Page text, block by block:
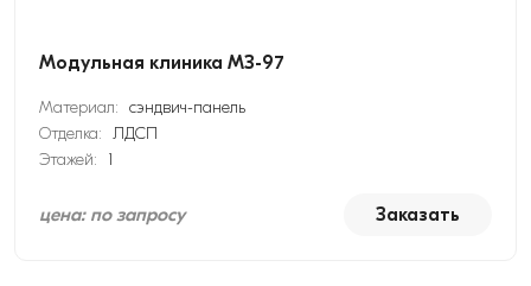
Модульная клиника МЗ-97
Материал: сэндвич-панель
Отделка: ЛДСП
Этажей:
1
цена: по запросу Заказать